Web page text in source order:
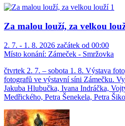
Za malou louží, za velkou
2. 7. - 1. 8. 2026 začátek od 00:00
Místo konání: Zámeček - Smržovka
čtvrtek 2. 7. – sobota 1. 8. Výstava
fotografů ve výstavní síni Zámečku.
Jakuba Hlubučka, Ivana Indráčka,
Medřického, Petra Šenekela, Petra